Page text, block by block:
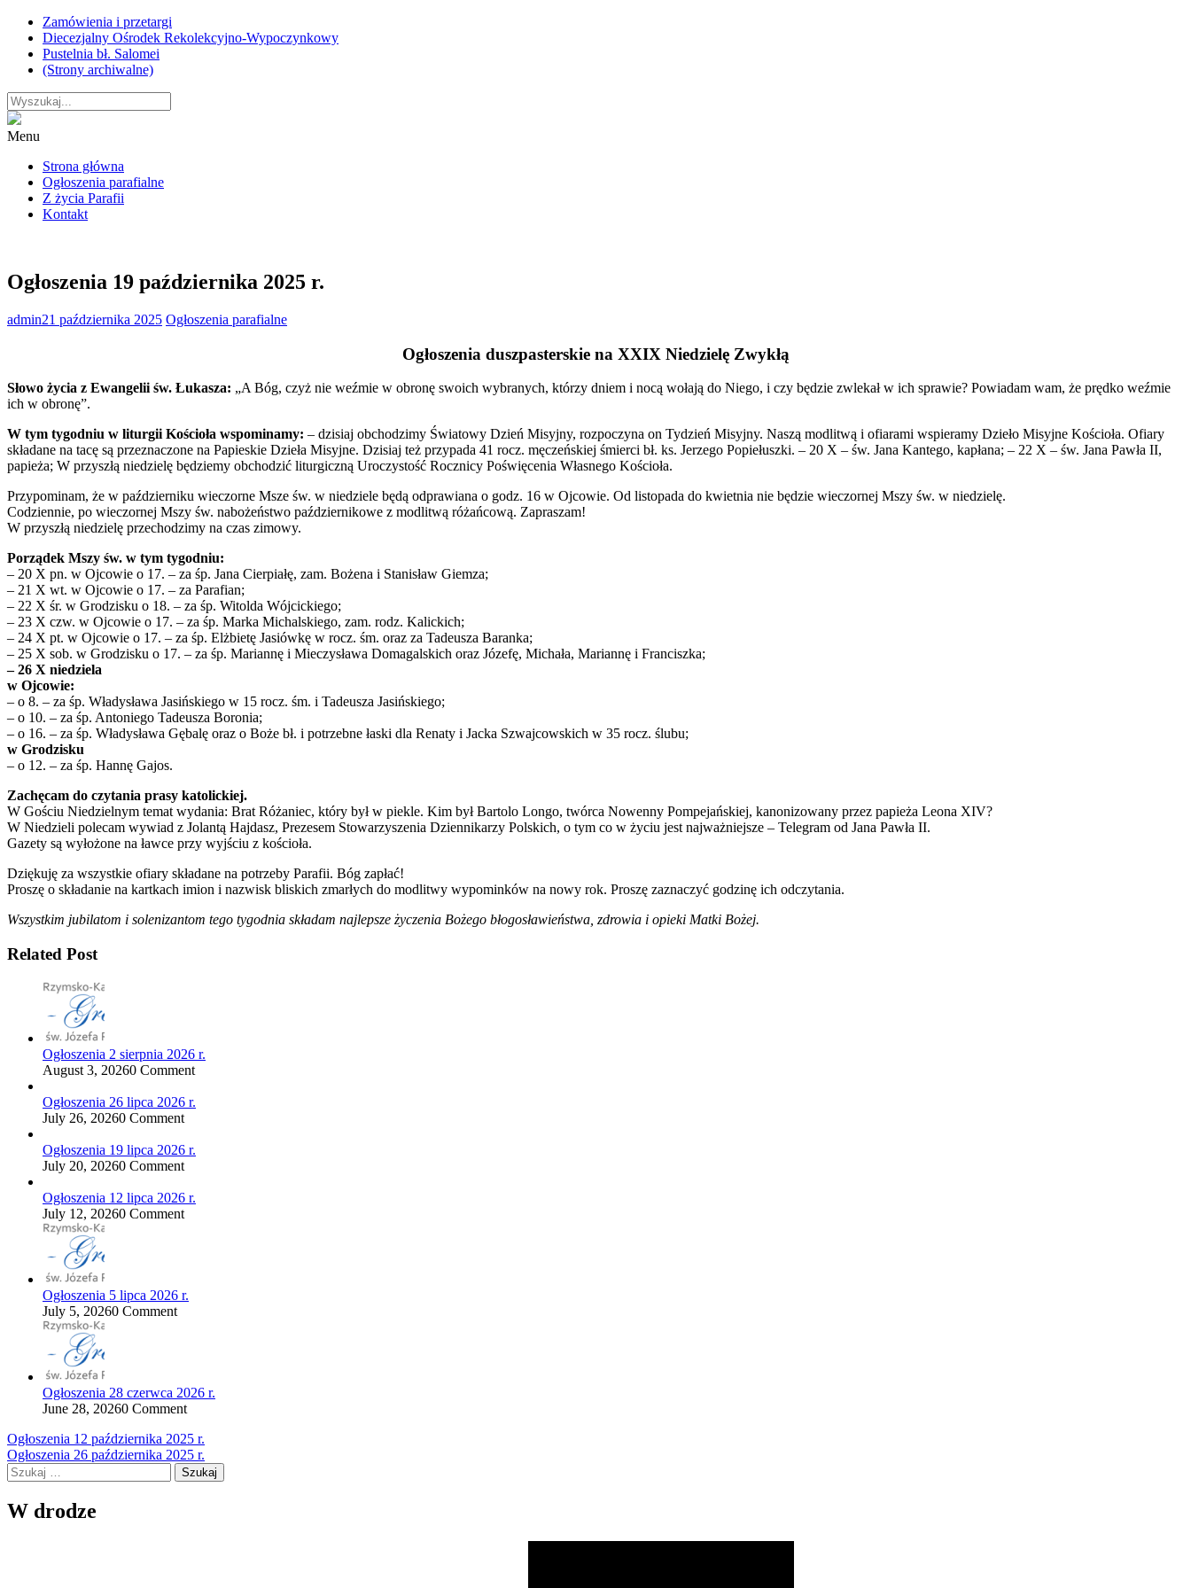
Skip
content
Zamówienia i przetargi
Diecezjalny Ośrodek Rekolekcyjno-Wypoczynkowy
Pustelnia bł. Salomei
(Strony archiwalne)
Menu
Strona główna
Ogłoszenia parafialne
Z życia Parafii
Kontakt
Ogłoszenia 19 października 2025 r.
admin21 października 2025 Ogłoszenia parafialne
Ogłoszenia duszpasterskie na XXIX Niedzielę Zwykłą
Słowo życia z Ewangelii św. Łukasza: „A Bóg, czyż nie weźmie w obronę swoich wybranych, którzy dniem i nocą wołają do Niego, i czy będzie zwlekał w ich sprawie? Powiadam wam, że prędko weźmie
ich w obronę”.
W tym tygodniu w liturgii Kościoła wspominamy: – dzisiaj obchodzimy Światowy Dzień Misyjny, rozpoczyna on Tydzień Misyjny. Naszą modlitwą i ofiarami wspieramy Dzieło Misyjne Kościoła. Ofiary
składane na tacę są przeznaczone na Papieskie Dzieła Misyjne. Dzisiaj też przypada 41 rocz. męczeńskiej śmierci bł. ks. Jerzego Popiełuszki. – 20 X – św. Jana Kantego, kapłana; – 22 X – św. Jana Pawła II,
papieża; W przyszłą niedzielę będziemy obchodzić liturgiczną Uroczystość Rocznicy Poświęcenia Własnego Kościoła.
Przypominam, że w październiku wieczorne Msze św. w niedziele będą odprawiana o godz. 16 w Ojcowie. Od listopada do kwietnia nie będzie wieczornej Mszy św. w niedzielę.
Codziennie, po wieczornej Mszy św. nabożeństwo październikowe z modlitwą różańcową. Zapraszam!
W przyszłą niedzielę przechodzimy na czas zimowy.
Porządek Mszy św. w tym tygodniu:
– 20 X pn. w Ojcowie o 17. – za śp. Jana Cierpiałę, zam. Bożena i Stanisław Giemza;
– 21 X wt. w Ojcowie o 17. – za Parafian;
– 22 X śr. w Grodzisku o 18. – za śp. Witolda Wójcickiego;
– 23 X czw. w Ojcowie o 17. – za śp. Marka Michalskiego, zam. rodz. Kalickich;
– 24 X pt. w Ojcowie o 17. – za śp. Elżbietę Jasiówkę w rocz. śm. oraz za Tadeusza Baranka;
– 25 X sob. w Grodzisku o 17. – za śp. Mariannę i Mieczysława Domagalskich oraz Józefę, Michała, Mariannę i Franciszka;
– 26 X niedziela
w Ojcowie:
– o 8. – za śp. Władysława Jasińskiego w 15 rocz. śm. i Tadeusza Jasińskiego;
– o 10. – za śp. Antoniego Tadeusza Boronia;
– o 16. – za śp. Władysława Gębalę oraz o Boże bł. i potrzebne łaski dla Renaty i Jacka Szwajcowskich w 35 rocz. ślubu;
w Grodzisku
– o 12. – za śp. Hannę Gajos.
Zachęcam do czytania prasy katolickiej.
W Gościu Niedzielnym temat wydania: Brat Różaniec, który był w piekle. Kim był Bartolo Longo, twórca Nowenny Pompejańskiej, kanonizowany przez papieża Leona XIV?
W Niedzieli polecam wywiad z Jolantą Hajdasz, Prezesem Stowarzyszenia Dziennikarzy Polskich, o tym co w życiu jest najważniejsze – Telegram od Jana Pawła II.
Gazety są wyłożone na ławce przy wyjściu z kościoła.
Dziękuję za wszystkie ofiary składane na potrzeby Parafii. Bóg zapłać!
Proszę o składanie na kartkach imion i nazwisk bliskich zmarłych do modlitwy wypominków na nowy rok. Proszę zaznaczyć godzinę ich odczytania.
Wszystkim jubilatom i solenizantom tego tygodnia składam najlepsze życzenia Bożego błogosławieństwa, zdrowia i opieki Matki Bożej.
Related Post
Ogłoszenia 2 sierpnia 2026 r.
August 3, 20260 Comment
Ogłoszenia 26 lipca 2026 r.
July 26, 20260 Comment
Ogłoszenia 19 lipca 2026 r.
July 20, 20260 Comment
Ogłoszenia 12 lipca 2026 r.
July 12, 20260 Comment
Ogłoszenia 5 lipca 2026 r.
July 5, 20260 Comment
Ogłoszenia 28 czerwca 2026 r.
June 28, 20260 Comment
Nawigacja
wpisu
Ogłoszenia 12 października 2025 r.
Ogłoszenia 26 października 2025 r.
Szukaj:
W drodze